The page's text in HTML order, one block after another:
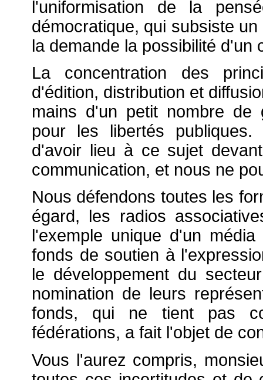
l'uniformisation de la
démocratique, qui subsiste
la demande la possibilité d'un
La concentration des
d'édition, distribution et
mains d'un petit nombre de
pour les libertés publiques.
d'avoir lieu à ce sujet
communication, et nous ne
Nous défendons toutes les
égard, les radios
l'exemple unique d'un
fonds de soutien à
le développement du
nomination de leurs
fonds, qui ne tient pas
fédérations, a fait l'objet de
Vous l'aurez compris,